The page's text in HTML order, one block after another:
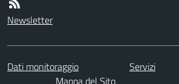
Newsletter
Dati monitoraggio Servizi
Mappa del Sito